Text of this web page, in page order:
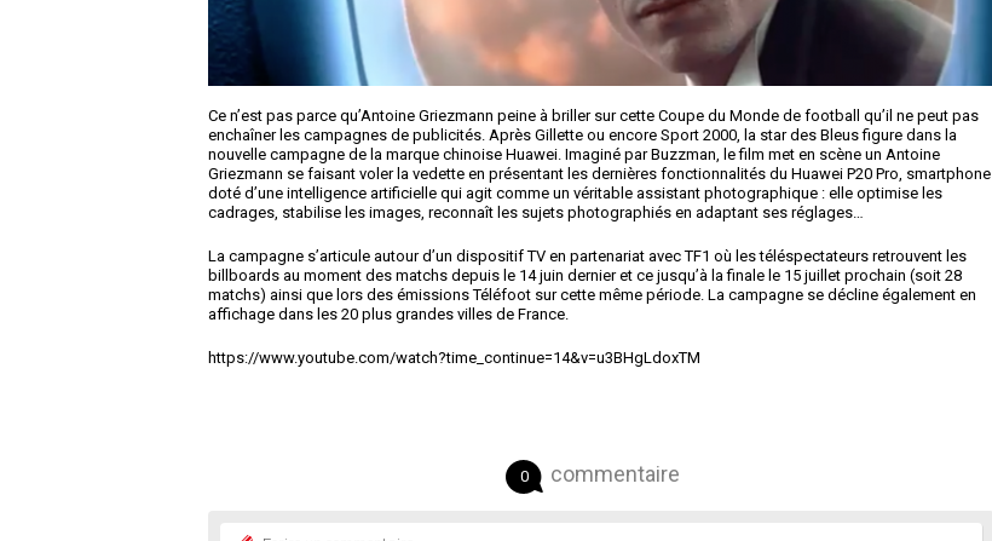
Ce n’est pas parce qu’Antoine Griezmann peine à briller sur cette Coupe du Monde de football qu’il ne peut pas
enchaîner les campagnes de publicités. Après Gillette ou encore Sport 2000, la star des Bleus figure dans la
nouvelle campagne de la marque chinoise Huawei. Imaginé par Buzzman, le film met en scène un Antoine
Griezmann se faisant voler la vedette en présentant les dernières fonctionnalités du Huawei P20 Pro, smartphone
doté d’une intelligence artificielle qui agit comme un véritable assistant photographique : elle optimise les
cadrages, stabilise les images, reconnaît les sujets photographiés en adaptant ses réglages…
La campagne s’articule autour d’un dispositif TV en partenariat avec TF1 où les téléspectateurs retrouvent les
billboards au moment des matchs depuis le 14 juin dernier et ce jusqu’à la finale le 15 juillet prochain (soit 28
matchs) ainsi que lors des émissions Téléfoot sur cette même période. La campagne se décline également en
affichage dans les 20 plus grandes villes de France.
https://www.youtube.com/watch?time_continue=14&v=u3BHgLdoxTM
0 commentaire